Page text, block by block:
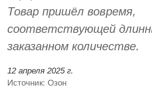
Товар пришёл вовремя,
соответствующей
заказанном количестве.
12 апреля 2025 г.
Источник: Озон